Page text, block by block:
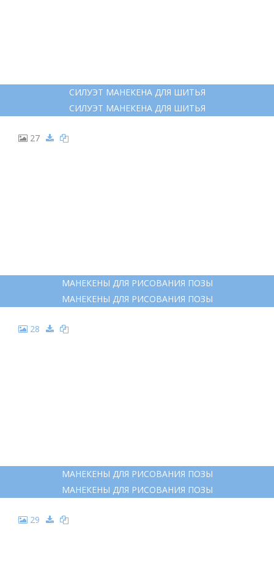
СИЛУЭТ МАНЕКЕНА ДЛЯ ШИТЬЯ
СИЛУЭТ МАНЕКЕНА ДЛЯ ШИТЬЯ
27
МАНЕКЕНЫ ДЛЯ РИСОВАНИЯ ПОЗЫ
МАНЕКЕНЫ ДЛЯ РИСОВАНИЯ ПОЗЫ
28
МАНЕКЕНЫ ДЛЯ РИСОВАНИЯ ПОЗЫ
МАНЕКЕНЫ ДЛЯ РИСОВАНИЯ ПОЗЫ
29